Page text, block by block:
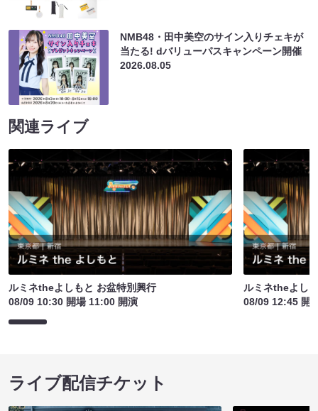
NMB48・田中美空のサイン入りチェキが
当たる! dバリューパスキャンペーン開催
2026.08.05
関連ライブ
ルミネtheよしもと お盆特別興行
08/09 10:30 開場 11:00 開演
ルミネtheよし
08/09 12:45 開
ライブ配信チケット